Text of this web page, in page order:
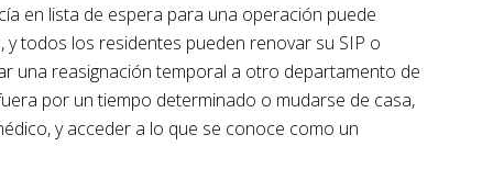
en lista de espera para una operación puede
todos los residentes pueden renovar su SIP o
una reasignación temporal a otro departamento de
por un tiempo determinado o mudarse de casa,
y acceder a lo que se conoce como un